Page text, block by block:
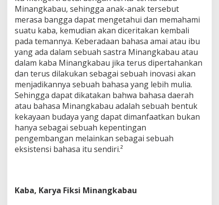
Minangkabau, sehingga anak-anak tersebut
merasa bangga dapat mengetahui dan memahami
suatu kaba, kemudian akan diceritakan kembali
pada temannya. Keberadaan bahasa amai atau ibu
yang ada dalam sebuah sastra Minangkabau atau
dalam kaba Minangkabau jika terus dipertahankan
dan terus dilakukan sebagai sebuah inovasi akan
menjadikannya sebuah bahasa yang lebih mulia.
Sehingga dapat dikatakan bahwa bahasa daerah
atau bahasa Minangkabau adalah sebuah bentuk
kekayaan budaya yang dapat dimanfaatkan bukan
hanya sebagai sebuah kepentingan
pengembangan melainkan sebagai sebuah
eksistensi bahasa itu sendiri.²
Kaba, Karya Fiksi Minangkabau